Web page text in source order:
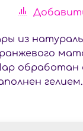
из
обработан